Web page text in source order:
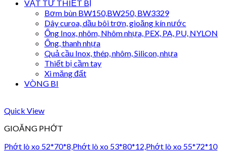
VẬT TƯ THIẾT BỊ
Bơm bùn BW150,BW250, BW3329
Dây curoa, dầu bôi trơn, gioăng kín nước
Ống Inox, nhôm, Nhôm nhựa, PEX, PA, PU, NYLON
Ống, thanh nhựa
Quả cầu Inox, thép, nhôm, Silicon, nhựa
Thiết bị cầm tay
Xi măng đất
VÒNG BI
Quick View
GIOĂNG PHỚT
Phớt lò xo 52*70*8,Phớt lò xo 53*80*12,Phớt lò xo 55*72*10